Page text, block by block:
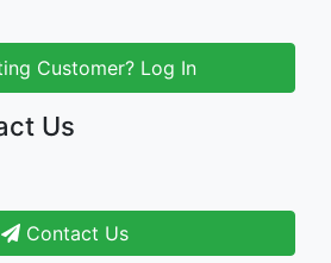
Customer? Log In
Us
Contact Us